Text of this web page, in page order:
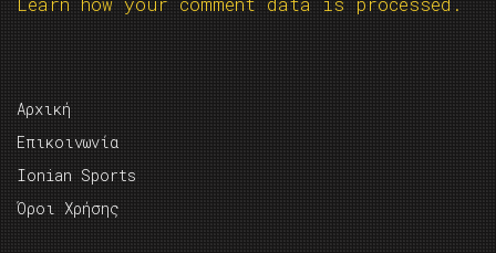
Αρχική
Επικοινωνία
Ionian Sports
Όροι Χρήσης